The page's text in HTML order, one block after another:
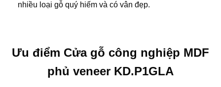
nhiều loại gỗ quý hiếm và có vân đẹp.
Ưu điểm Cửa gỗ công nghiệp MDF
phủ veneer KD.P1GLA